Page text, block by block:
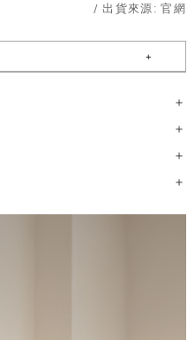
/ 出貨來源:官網